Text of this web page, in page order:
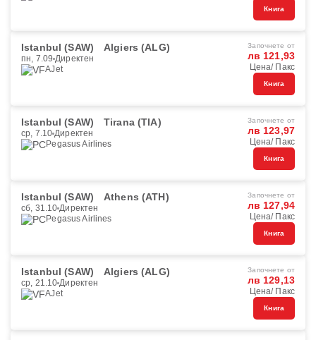
Книга
Istanbul (SAW) Algiers (ALG)
пн, 7.09 Директен
AJet
Започнете от
лв 121,93
Цена/ Пакс
Книга
Istanbul (SAW) Tirana (TIA)
ср, 7.10 Директен
Pegasus Airlines
Започнете от
лв 123,97
Цена/ Пакс
Книга
Istanbul (SAW) Athens (ATH)
сб, 31.10 Директен
Pegasus Airlines
Започнете от
лв 127,94
Цена/ Пакс
Книга
Istanbul (SAW) Algiers (ALG)
ср, 21.10 Директен
AJet
Започнете от
лв 129,13
Цена/ Пакс
Книга